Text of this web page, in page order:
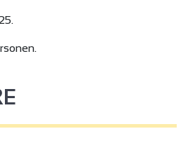
die zijn afgestemd op de
is het tegenovergestelde van
grotere winstgevendheid.
gecreëerd op basis van lokaal
verwerkt en waarvan de kwaliteit